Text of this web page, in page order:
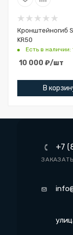
Кронштейногиб
KR50
Есть в наличии:
10 000 ₽/шт
В
+7